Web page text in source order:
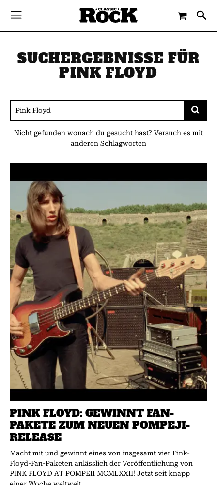
SUCHERGEBNISSE FÜR
PINK FLOYD
Nicht gefunden wonach du gesucht hast? Versuch es mit
anderen Schlagworten
PINK FLOYD: GEWINNT FAN-
PAKETE ZUM NEUEN POMPEJI-
RELEASE
Macht mit und gewinnt eines von insgesamt vier Pink-
Floyd-Fan-Paketen anlässlich der Veröffentlichung von
PINK FLOYD AT POMPEII MCMLXXII! Jetzt seit knapp
einer Woche weltweit...